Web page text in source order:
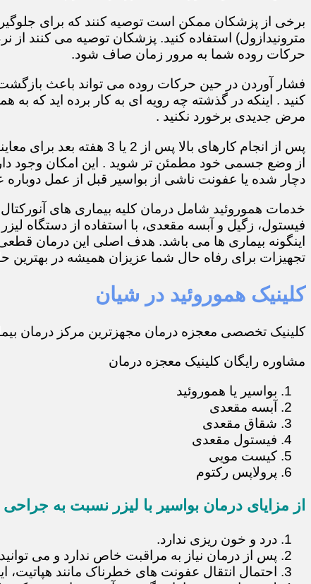
برخی از پزشکان ممکن است توصیه کنند که برای
مترونیدازول) استفاده کنید. پزشکان توصیه می کنند از
حرکات روده شما به مرور زمان صاف شود.
فشار آوردن در حین حرکات روده می تواند باعث بازگشت
کنید . اینکه در گذشته چه رویه ای به کار برده اید که به
مرض جدیدی برخورد نکنید .
پس از انجام کارهای بالا
از وضع جسمی خود مطمئن تر شوید . این امکان وجود
دچار شده یا عفونت ناشی از بواسیر قبل از عمل دوباره
خدمات هموروئید شامل درمان کلیه بیماری های
فیستول، زگیل و آبسه مقعدی، با استفاده از دستگاه
اینگونه بیماری ها می باشد. هدف اصلی این درمان
تجهیزات برای رفاه حال شما عزیزان همیشه در
کلینیک هموروئید در شیان
کلینیک تخصصی معجزه درمان مجهزترین مرکز درمان
مشاوره رایگان کلینیک معجزه درمان
بواسیر یا هموروئید
آبسه مقعدی
شقاق مقعدی
فیستول مقعدی
کیست مویی
پرولاپس رکتوم
از مزایای درمان بواسیر با لیزر نسبت به
درد و خون ریزی ندارد.
پس از درمان نیاز به مراقبت خاص ندارد و می
احتمال انتقال عفونت های خطرناک مانند هپاتیت،